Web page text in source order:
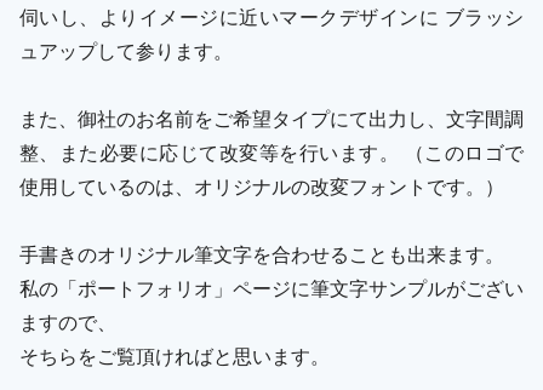
伺いし、よりイメージに近いマークデザインに ブラッシ
ュアップして参ります。
また、御社のお名前をご希望タイプにて出力し、文字間調
整、また必要に応じて改変等を行います。 （このロゴで
使用しているのは、オリジナルの改変フォントです。）
手書きのオリジナル筆文字を合わせることも出来ます。
私の「ポートフォリオ」ページに筆文字サンプルがござい
ますので、
そちらをご覧頂ければと思います。